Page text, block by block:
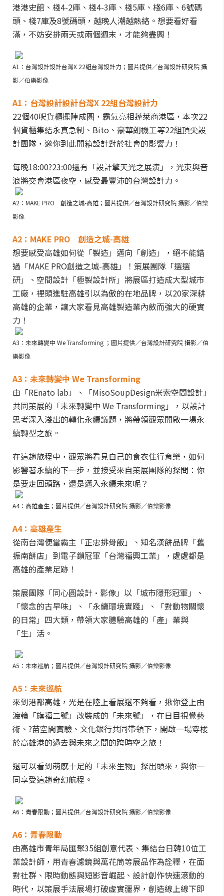
港港史館、棧4-2庫、棧4-3庫、棧5庫、棧6庫、6號碼
頭、棧7庫及8號碼頭，越晚人潮越熱絡。想要看好看
滿，不妨安排兩天或兩個週末，才能夠盡興！
A1：台灣設計設計台灣X 22組台灣設計力；圖片提供／台灣設計研究院 攝
影／伯樂影像
A1：台灣設計設計台灣X 22組台灣設計力
22個40呎貨櫃擺陣成圓，霸氣亮相蓬萊商港區，本次22
個貨櫃集結永真急制、Bito、豪華朗機工等22組頂尖設
計團隊，邀你到此開箱設計對於社會的影響力！
每晚18:00?23:00還有「設計擎天光之展演」，光束與音
浪將交會港區夜空，感受最豐沛的台灣設計力。
A2：MAKE PRO 創造之城-高雄；圖片提供／台灣設計研究院 攝影／伯樂
影像
A2：MAKE PRO 創造之城-高雄
想要感受高雄如何從「製造」邁向「創造」，絕不能錯
過「MAKE PRO創造之城-高雄」！策展團隊「選選
研」、空間設計「極製設計所」將展區打造成大型城市
工廠，裡頭進駐高雄引以為傲的在地品牌，以20家深耕
高雄的企業，讓大家看見高雄製造業內斂而強大的硬實
力！
A3：未來轉變中 We Transforming ；圖片提供／台灣設計研究院 攝影／伯
樂影像
A3：未來轉變中 We Transforming
由「REnato lab」、「MisoSoupDesign米索空間設計」
共同策展的「未來轉變中 We Transforming」，以設計
思考深入淺出的轉化永續議題，將帶領觀眾開啟一場永
續轉型之旅。
在這趟旅程中，觀眾將看見自己的食衣住行育樂，如何
影響著永續的下一步，並接受來自策展團隊的探問：你
是要走回頭路，還是邁入永續未來呢？
A4：高雄產生；圖片提供／台灣設計研究院 攝影／伯樂影像
A4：高雄產生
從南台灣便當霸主「正忠排骨飯」、知名漢餅品牌「舊
振南餅店」到電子鎖冠軍「台灣福興工業」，處處都是
高雄的產業足跡！
策展團隊「同心圓設計·影像」以「城市隱形冠軍」、
「懷念的古早味」、「永續環境實踐」、「對動物關懷
的日常」四大類，帶領大家體驗高雄的「產」業與
「生」活。
A5：未來巡航；圖片提供／台灣設計研究院 攝影／伯樂影像
A5：未來巡航
來到港都高雄，光是在陸上看展還不夠看，揪你登上由
渡輪「旗福二號」改裝成的「未來號」，在日目視覺藝
術、?苗空間實驗、文化銀行共同帶領下，開啟一場穿梭
於高雄港的過去與未來之間的跨時空之旅！
還可以看到萌感十足的「未來生物」探出頭來，與你一
同享受這趟奇幻航程。
A6：青春限動；圖片提供／台灣設計研究院 攝影／伯樂影像
A6：青春限動
由高雄市青年局匯聚35組創意代表、集結台日韓10位工
業設計師，用青春濾鏡與萬花筒等展品作為詮釋，在面
對社群、限時動態與短影音崛起、設計創作快速滾動的
時代，以策展手法展場打破虛實疆界，創造線上線下即